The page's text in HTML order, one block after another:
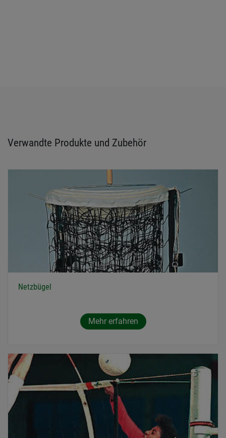
Verwandte Produkte und Zubehör
Netzbügel
Mehr erfahren